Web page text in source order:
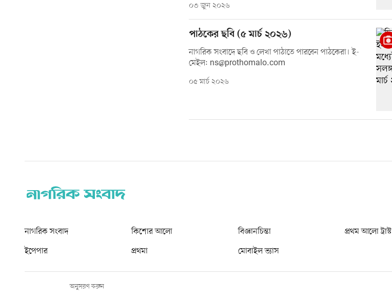
০৩ জুন ২০২৬
পাঠকের ছবি (৫ মার্চ ২০২৬)
নাগরিক সংবাদে ছবি ও লেখা পাঠাতে পারবেন পাঠকেরা। ই-
মেইল: ns@prothomalo.com
০৫ মার্চ ২০২৬
নাগরিক সংবাদ কিশোর আলো বিজ্ঞানচিন্তা প্রথম আলো ট্রাস্ট
ইপেপার
প্রথমা মোবাইল ভ্যাস
অনুসরণ করুন